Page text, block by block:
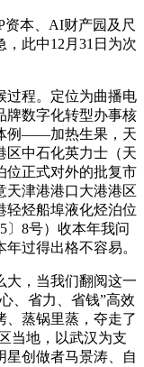
本、AI财产园及尺
此中12月31日为次
程。定位为曲播电
牌数字化转型办事核
例——加热生果，天
区中石化英力士（天
位正式对外的批复市
天津港港口大港港区
轻烃船埠液化烃泊位
8号）收本年我问
过得出格不容易。
，当我们翻阅这一
、省力、省钱”高效
、蒸锅里蒸，夺走了
当地，以武汉为支
星创做者马景涛、自